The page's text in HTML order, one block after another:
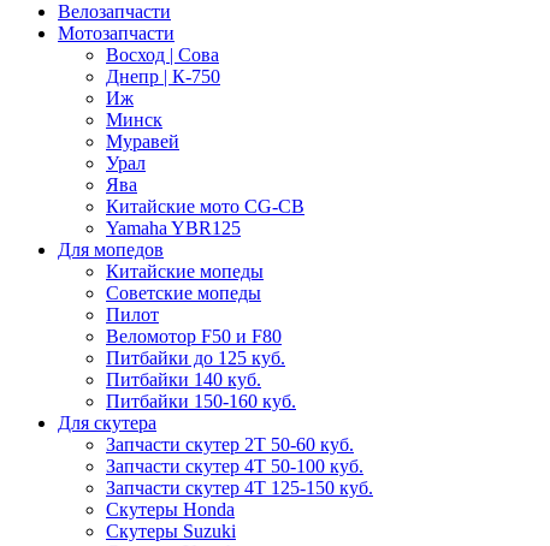
Велозапчасти
Мотозапчасти
Восход | Сова
Днепр | К-750
Иж
Минск
Муравей
Урал
Ява
Китайские мото CG-CB
Yamaha YBR125
Для мопедов
Китайские мопеды
Советские мопеды
Пилот
Веломотор F50 и F80
Питбайки до 125 куб.
Питбайки 140 куб.
Питбайки 150-160 куб.
Для скутера
Запчасти скутер 2Т 50-60 куб.
Запчасти скутер 4Т 50-100 куб.
Запчасти скутер 4Т 125-150 куб.
Скутеры Honda
Скутеры Suzuki